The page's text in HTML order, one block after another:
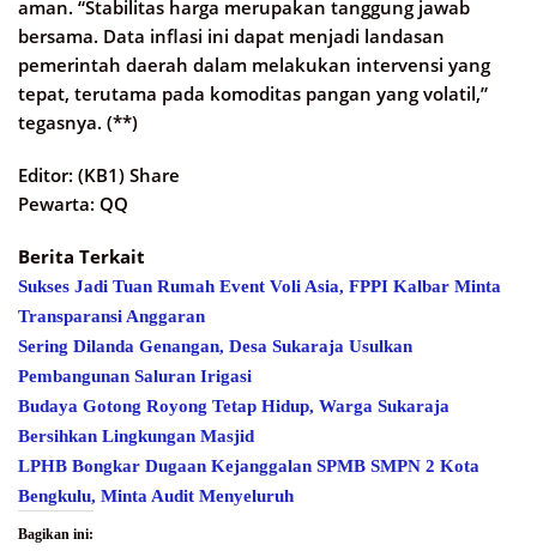
aman. “Stabilitas harga merupakan tanggung jawab
bersama. Data inflasi ini dapat menjadi landasan
pemerintah daerah dalam melakukan intervensi yang
tepat, terutama pada komoditas pangan yang volatil,”
tegasnya. (**)
Editor: (KB1) Share
Pewarta: QQ
Berita Terkait
Sukses Jadi Tuan Rumah Event Voli Asia, FPPI Kalbar Minta
Transparansi Anggaran
Sering Dilanda Genangan, Desa Sukaraja Usulkan
Pembangunan Saluran Irigasi
Budaya Gotong Royong Tetap Hidup, Warga Sukaraja
Bersihkan Lingkungan Masjid
LPHB Bongkar Dugaan Kejanggalan SPMB SMPN 2 Kota
Bengkulu, Minta Audit Menyeluruh
Bagikan ini: